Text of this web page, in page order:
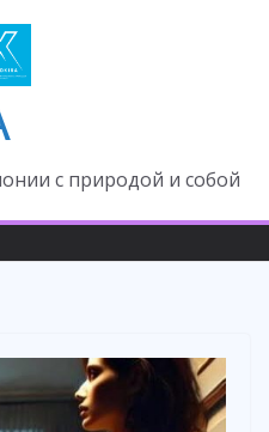
с природой и собой